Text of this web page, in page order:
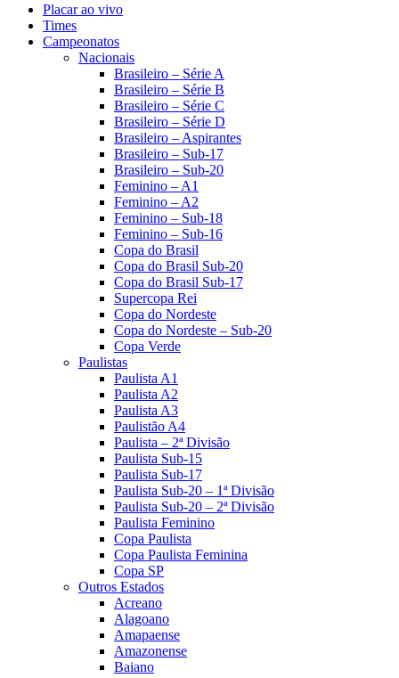
Placar ao vivo
Times
Campeonatos
Nacionais
Brasileiro – Série A
Brasileiro – Série B
Brasileiro – Série C
Brasileiro – Série D
Brasileiro – Aspirantes
Brasileiro – Sub-17
Brasileiro – Sub-20
Feminino – A1
Feminino – A2
Feminino – Sub-18
Feminino – Sub-16
Copa do Brasil
Copa do Brasil Sub-20
Copa do Brasil Sub-17
Supercopa Rei
Copa do Nordeste
Copa do Nordeste – Sub-20
Copa Verde
Paulistas
Paulista A1
Paulista A2
Paulista A3
Paulistão A4
Paulista – 2ª Divisão
Paulista Sub-15
Paulista Sub-17
Paulista Sub-20 – 1ª Divisão
Paulista Sub-20 – 2ª Divisão
Paulista Feminino
Copa Paulista
Copa Paulista Feminina
Copa SP
Outros Estados
Acreano
Alagoano
Amapaense
Amazonense
Baiano